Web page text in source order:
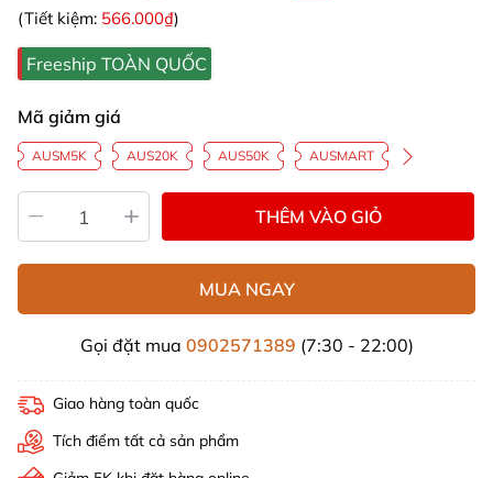
(Tiết kiệm: 566.000₫)
Freeship TOÀN QUỐC
Mã giảm giá
AUSM5K AUS20K AUS50K AUSMART
THÊM VÀO GIỎ
MUA NGAY
Gọi đặt mua 0902571389 (7:30 - 22:00)
Giao hàng toàn quốc
Tích điểm tất cả sản phẩm